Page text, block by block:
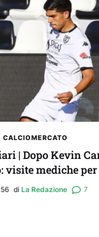
CALCIOMERCATO
| Dopo Kevin
visite mediche per
di La Redazione 7